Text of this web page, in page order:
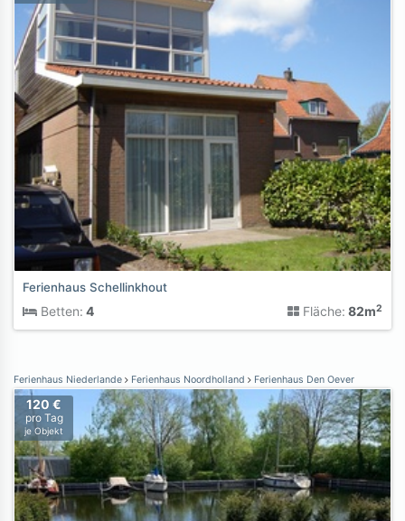
Ferienhaus Schellinkhout
Betten: 4 Fläche: 82m2
Ferienhaus Niederlande Ferienhaus Noordholland Ferienhaus Den Oever
120 €
pro Tag
je Objekt